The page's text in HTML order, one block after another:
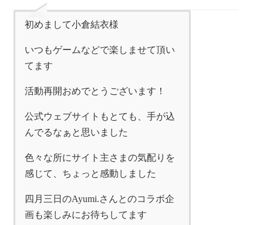
初めまして小倉結衣様
いつもゲームなどで楽しませて頂い
てます
活動再開おめでとうございます！
公式ウェブサイトもとても、手が込
んでるなぁと思いました
色々な所にサイト主さまの気配りを
感じて、ちょっと感動しました
四月三日のAyumi.さんとのコラボ企
画も楽しみにお待ちしてます